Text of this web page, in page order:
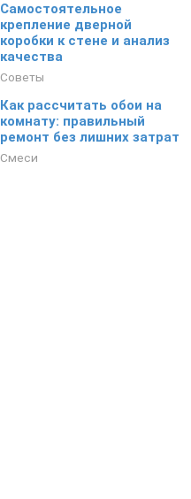
Самостоятельное
крепление дверной
коробки к стене и анализ
качества
Советы
Как рассчитать обои на
комнату: правильный
ремонт без лишних затрат
Смеси